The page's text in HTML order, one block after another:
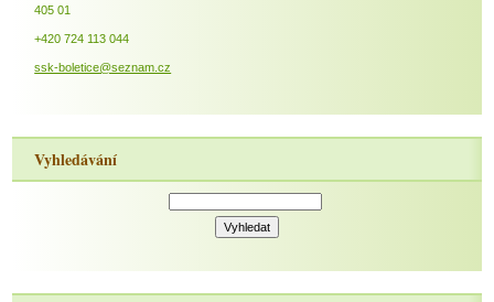
405 01
+420 724 113 044
ssk-boletice@seznam.cz
Vyhledávání